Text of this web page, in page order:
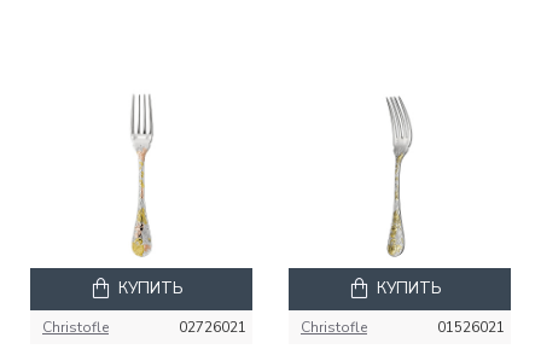
Christofle 02726021
КУПИТЬ
Christofle 01526021
КУПИТЬ